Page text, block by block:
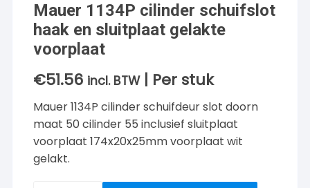
Mauer 1134P cilinder schuifslot
haak en sluitplaat gelakte
voorplaat
€51.56 incl. BTW | Per stuk
Mauer 1134P cilinder schuifdeur slot doorn
maat 50 cilinder 55 inclusief sluitplaat
voorplaat 174x20x25mm voorplaat wit
gelakt.